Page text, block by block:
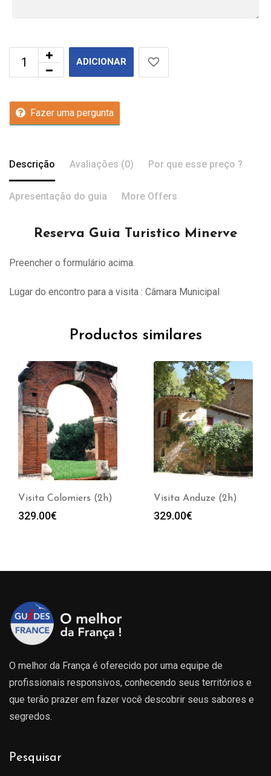
ADICIONAR
Fazer uma pergunta
Descrição Avaliações (0) Por que esse preço ?
Apresentação do guia More Offers
Reserva Guia Turistico Minerve
Preencher o formulário acima.
Lugar do encontro para a visita : Câmara Municipal
Productos similares
Visita Colomiers (2h)
329.00€
Visita Anduze (2h)
329.00€
O melhor da França é oferecido por uma equipe de
profissionais responsivos, conhecendo seus territórios e
que terão prazer em fazer você descobrir seus sabores e
segredos.
Pesquisar